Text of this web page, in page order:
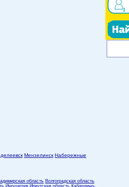
Мензелинск Набережные
область Волгоградская область
Ингушетия Иркутская область Кабардино-